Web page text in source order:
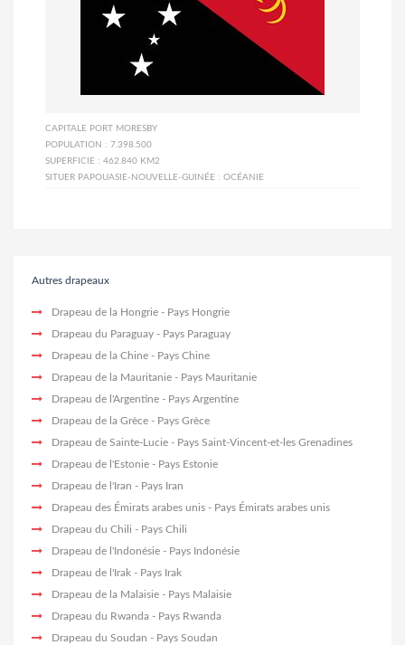
CAPITALE PORT MORESBY
POPULATION : 7.398.500
SUPERFICIE : 462.840 KM2
SITUER PAPOUASIE-NOUVELLE-GUINÉE : OCÉANIE
Autres drapeaux
Drapeau de la Hongrie - Pays Hongrie
Drapeau du Paraguay - Pays Paraguay
Drapeau de la Chine - Pays Chine
Drapeau de la Mauritanie - Pays Mauritanie
Drapeau de l'Argentine - Pays Argentine
Drapeau de la Grèce - Pays Grèce
Drapeau de Sainte-Lucie - Pays Saint-Vincent-et-les Grenadines
Drapeau de l'Estonie - Pays Estonie
Drapeau de l'Iran - Pays Iran
Drapeau des Émirats arabes unis - Pays Émirats arabes unis
Drapeau du Chili - Pays Chili
Drapeau de l'Indonésie - Pays Indonésie
Drapeau de l'Irak - Pays Irak
Drapeau de la Malaisie - Pays Malaisie
Drapeau du Rwanda - Pays Rwanda
Drapeau du Soudan - Pays Soudan